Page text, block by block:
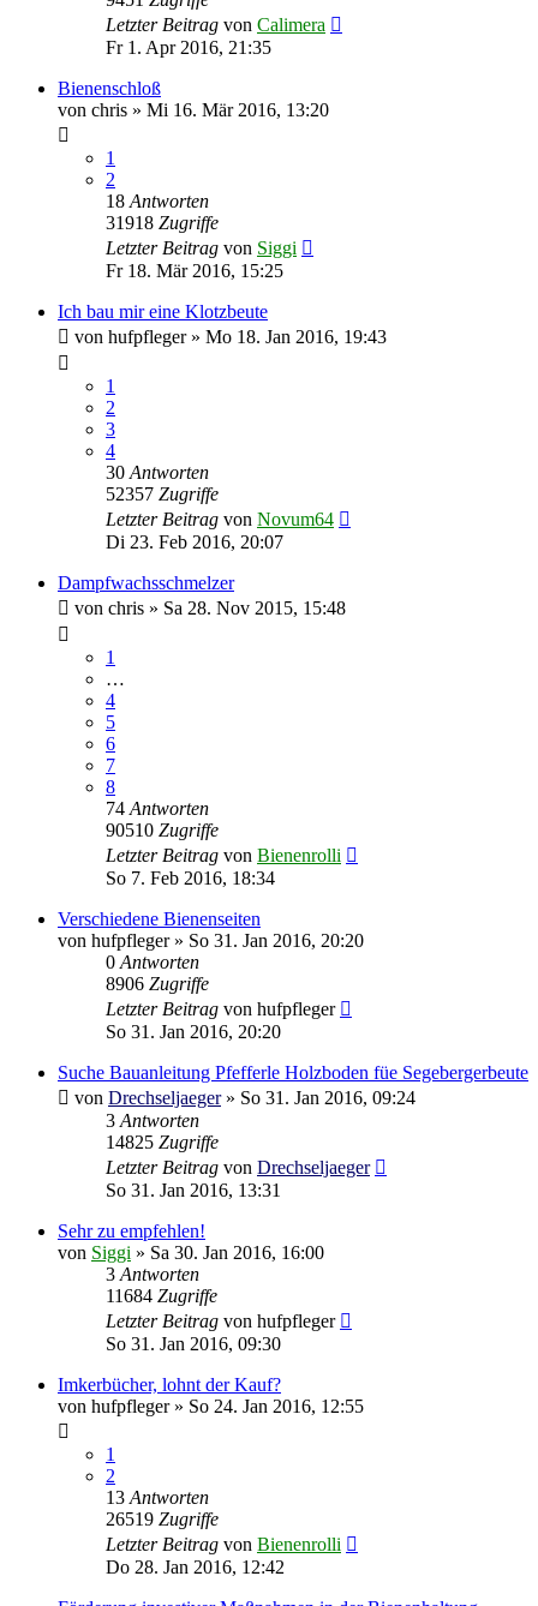
Letzter Beitrag von Calimera
Fr 1. Apr 2016, 21:35
Bienenschloß
von chris » Mi 16. Mär 2016, 13:20
1
2
18 Antworten
31918 Zugriffe
Letzter Beitrag von Siggi
Fr 18. Mär 2016, 15:25
Ich bau mir eine Klotzbeute
von hufpfleger» Mo 18. Jan 2016, 19:43
1
2
3
4
30 Antworten
52357 Zugriffe
Letzter Beitrag von Novum64
Di 23. Feb 2016, 20:07
Dampfwachsschmelzer
von chris » Sa 28. Nov 2015, 15:48
1
…
4
5
6
7
8
74 Antworten
90510 Zugriffe
Letzter Beitrag von Bienenrolli
So 7. Feb 2016, 18:34
Verschiedene Bienenseiten
von hufpfleger» So 31. Jan 2016, 20:20
0 Antworten
8906 Zugriffe
Letzter Beitrag von hufpfleger
So 31. Jan 2016, 20:20
Suche Bauanleitung Pfefferle Holzboden füe Segebergerbeute
von Drechseljaeger» So 31. Jan 2016, 09:24
3 Antworten
14825 Zugriffe
Letzter Beitrag von Drechseljaeger
So 31. Jan 2016, 13:31
Sehr zu empfehlen!
von Siggi » Sa 30. Jan 2016, 16:00
3 Antworten
11684 Zugriffe
Letzter Beitrag von hufpfleger
So 31. Jan 2016, 09:30
Imkerbücher, lohnt der Kauf?
von hufpfleger» So 24. Jan 2016, 12:55
1
2
13 Antworten
26519 Zugriffe
Letzter Beitrag von Bienenrolli
Do 28. Jan 2016, 12:42